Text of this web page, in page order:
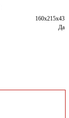
160x215x43
Да